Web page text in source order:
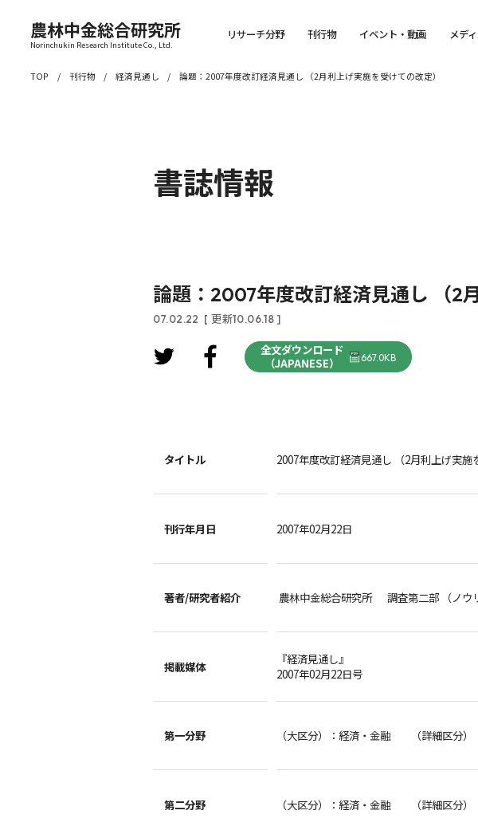
農林中金総合研究所
Norinchukin Research Institute Co., Ltd.
リサーチ分野 刊行物 イベント・動画 メデ
TOP 刊行物 経済見通し 論題：2007年度改訂経済見通し （2月利上げ実施を受けての改定）
書誌情報
論題：2007年度改訂経済見通し （2
07.02.22 [ 更新10.06.18 ]
全文ダウンロード
（JAPANESE）
667.0KB
タイトル 2007年度改訂経済見通し （2月利上げ実施
刊行年月日 2007年02月22日
著者/研究者紹介 農林中金総合研究所 調査第二部 （ノウ
掲載媒体
『経済見通し』
2007年02月22日号
第一分野 （大区分）：経済・金融 （詳細区分）
第二分野 （大区分）：経済・金融 （詳細区分）